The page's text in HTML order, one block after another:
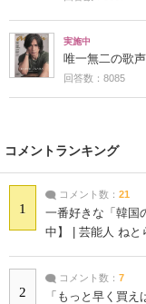
実施中
唯一無二の歌
回答数：8085
コメントランキング
1
コメント数： 21
一番好きな「韓国
中】 | 芸能人 ねと
2
コメント数： 7
「もっと早く買